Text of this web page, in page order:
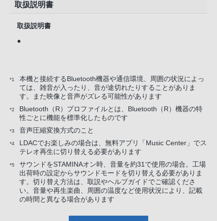
取扱説明書
取扱説明書
●
*1
本機と接続するBluetooth機器や通信環境、周囲の状況によっ
ては、雑音が入ったり、音が途切れたりすることがありま
す。また映像と音声がズレる可能性があります
*2
Bluetooth（R）プロファイルとは、Bluetooth（R）機器の特
性ごとに機能を標準化したものです
*3 音声圧縮変換方式のこと
*4
LDACでお楽しみの場合は、無料アプリ「Music Center」でス
テレオ再生に切り替える必要があります
*5
サウンドをSTAMINAオン時、音量を約31で使用の場合。工場
出荷時の設定からサウンドモードを切り替える必要がありま
す。切り替え方法は、取説やヘルプガイドでご確認くださ
い。音量や再生楽曲、周囲の温度など使用状況により、記載
の時間と異なる場合があります